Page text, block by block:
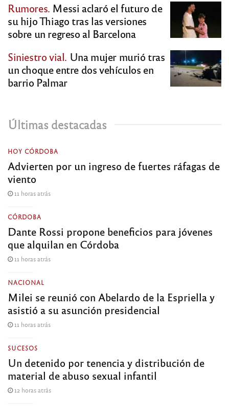
Rumores. Messi aclaró el futuro de
su hijo Thiago tras las versiones
sobre un regreso al Barcelona
Siniestro vial. Una mujer murió tras
un choque entre dos vehículos en
barrio Palmar
Últimas destacadas
HOY CÓRDOBA
Advierten por un ingreso de fuertes ráfagas de
viento
11 horas atrás
CÓRDOBA
Dante Rossi propone beneficios para jóvenes
que alquilan en Córdoba
11 horas atrás
NACIONAL
Milei se reunió con Abelardo de la Espriella y
asistió a su asunción presidencial
11 horas atrás
SUCESOS
Un detenido por tenencia y distribución de
material de abuso sexual infantil
12 horas atrás